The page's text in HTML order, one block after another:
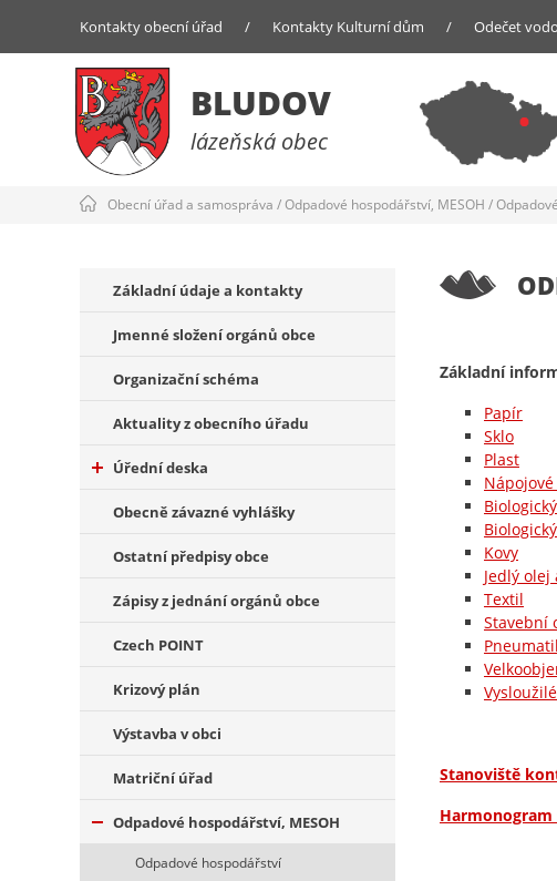
Kontakty obecní úřad / Kontakty Kulturní dům / Odečet
BLUDOV
lázeňská obec
Obecní úřad a samospráva /Odpadové hospodářství, MESOH /
Základní údaje a kontakty
Jmenné složení orgánů obce
Organizační schéma
Aktuality z obecního úřadu
Úřední deska
Obecně závazné vyhlášky
Ostatní předpisy obce
Zápisy z jednání orgánů obce
Czech POINT
Krizový plán
Výstavba v obci
Matriční úřad
Odpadové hospodářství, MESOH
Odpadové hospodářství
Základní
Papír
Sklo
Plast
Kovy
Jedlý
Textil
Stavební
Stanoviště
Harmonogram